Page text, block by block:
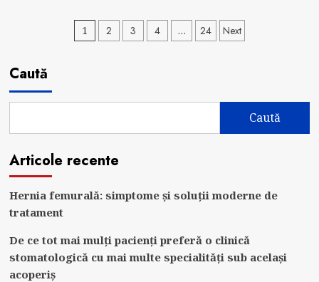
Top
3
Paginație
1 2 3 4 … 24 Next
Caută
Caută
Articole recente
Hernia femurală: simptome și soluții moderne de
tratament
De ce tot mai mulți pacienți preferă o clinică
stomatologică cu mai multe specialități sub același
acoperiș